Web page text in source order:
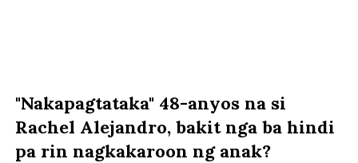
"Nakapagtataka" 48-anyos na si
Rachel Alejandro, bakit nga ba hindi
pa rin nagkakaroon ng anak?